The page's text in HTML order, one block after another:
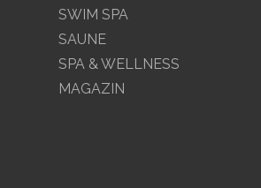
SWIM SPA
SAUNE
SPA & WELLNESS
MAGAZIN